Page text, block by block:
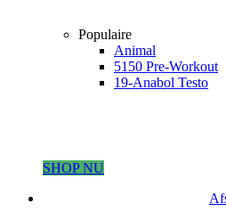
Populaire
Animal
5150 Pre-Workout
19-Anabol Testo
SHOP NU